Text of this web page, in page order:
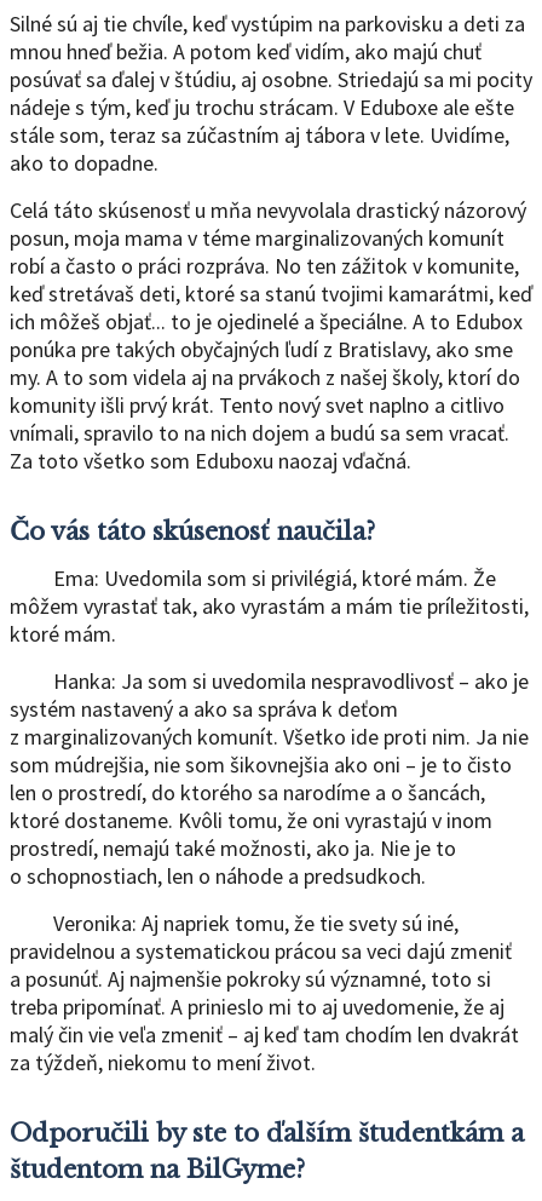
Silné sú aj tie chvíle, keď vystúpim na parkovisku a deti za
mnou hneď bežia. A potom keď vidím, ako majú chuť
posúvať sa ďalej v štúdiu, aj osobne. Striedajú sa mi pocity
nádeje s tým, keď ju trochu strácam. V Eduboxe ale ešte
stále som, teraz sa zúčastním aj tábora v lete. Uvidíme,
ako to dopadne.
Celá táto skúsenosť u mňa nevyvolala drastický názorový
posun, moja mama v téme marginalizovaných komunít
robí a často o práci rozpráva. No ten zážitok v komunite,
keď stretávaš deti, ktoré sa stanú tvojimi kamarátmi, keď
ich môžeš objať... to je ojedinelé a špeciálne. A to Edubox
ponúka pre takých obyčajných ľudí z Bratislavy, ako sme
my. A to som videla aj na prvákoch z našej školy, ktorí do
komunity išli prvý krát. Tento nový svet naplno a citlivo
vnímali, spravilo to na nich dojem a budú sa sem vracať.
Za toto všetko som Eduboxu naozaj vďačná.
Čo vás táto skúsenosť naučila?
Ema: Uvedomila som si privilégiá, ktoré mám. Že
môžem vyrastať tak, ako vyrastám a mám tie príležitosti,
ktoré mám.
Hanka: Ja som si uvedomila nespravodlivosť – ako je
systém nastavený a ako sa správa k deťom
z marginalizovaných komunít. Všetko ide proti nim. Ja nie
som múdrejšia, nie som šikovnejšia ako oni – je to čisto
len o prostredí, do ktorého sa narodíme a o šancách,
ktoré dostaneme. Kvôli tomu, že oni vyrastajú v inom
prostredí, nemajú také možnosti, ako ja. Nie je to
o schopnostiach, len o náhode a predsudkoch.
Veronika: Aj napriek tomu, že tie svety sú iné,
pravidelnou a systematickou prácou sa veci dajú zmeniť
a posunúť. Aj najmenšie pokroky sú významné, toto si
treba pripomínať. A prinieslo mi to aj uvedomenie, že aj
malý čin vie veľa zmeniť – aj keď tam chodím len dvakrát
za týždeň, niekomu to mení život.
Odporučili by ste to ďalším študentkám a
študentom na BilGyme?